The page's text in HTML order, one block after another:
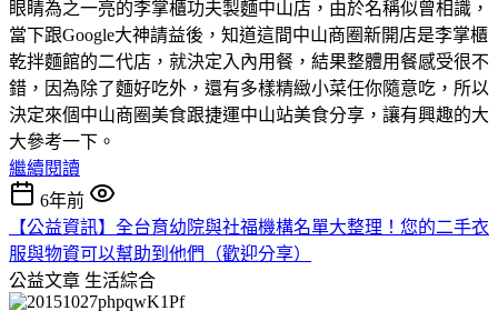
眼睛為之一亮的李掌櫃功夫製麵中山店，由於名稱似曾相識，
當下跟Google大神請益後，知道這間中山商圈新開店是李掌櫃
乾拌麵館的二代店，就決定入內用餐，結果整體用餐感受很不
錯，因為除了麵好吃外，還有多樣精緻小菜任你隨意吃，所以
決定來個中山商圈美食跟捷運中山站美食分享，讓有興趣的大
大參考一下。
繼續閱讀
6年前
【公益資訊】全台育幼院與社福機構名單大整理！您的二手衣
服與物資可以幫助到他們（歡迎分享）
公益文章 生活綜合